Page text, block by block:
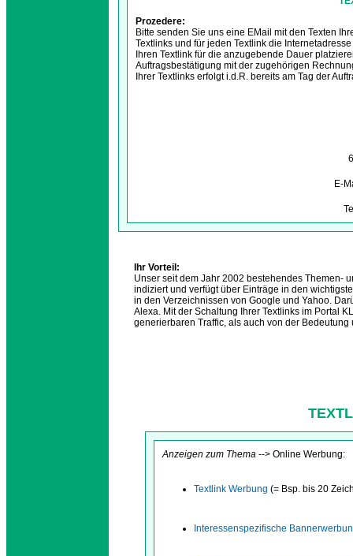
Prozedere:
Bitte senden Sie uns eine EMail mit den Texten
Textlinks und für jeden Textlink die
Ihren Textlink für die anzugebende Dauer
Auftragsbestätigung mit der zugehörigen
Ihrer Textlinks erfolgt i.d.R. bereits am Tag der
E-
Ihr Vorteil:
Unser seit dem Jahr 2002 bestehendes Themen-
indiziert und verfügt über Einträge in den
in den Verzeichnissen von Google und Yahoo.
Alexa. Mit der Schaltung Ihrer Textlinks im Portal
generierbaren Traffic, als auch von der
Anzeigen zum Thema --> Online Werbung:
Textlink Werbung (= Bsp. bis 20
Interessenspezifische